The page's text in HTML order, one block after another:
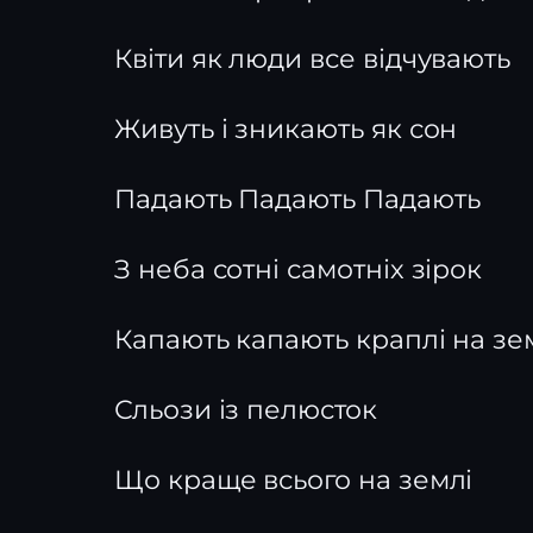
Квіти як люди все відчувають
Живуть і зникають як сон
Падають Падають Падають
З неба сотні самотніх зірок
Капають капають краплі на
Сльози із пелюсток
Що краще всього на землі